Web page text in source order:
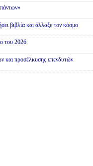
βιβλία και άλλαξε τον κόσμο
του 2026
και προσέλκυσης επενδυτών